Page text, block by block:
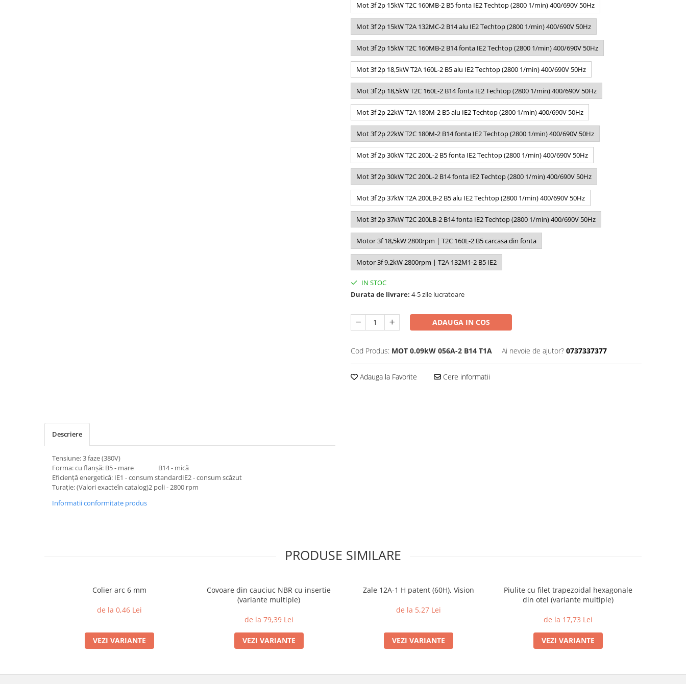
Mot 3f 2p 15kW T2C 160MB-2 B5 fonta IE2 Techtop (2800 1/min) 400/690V 50Hz
Mot 3f 2p 15kW T2A 132MC-2 B14 alu IE2 Techtop (2800 1/min) 400/690V 50Hz
Mot 3f 2p 15kW T2C 160MB-2 B14 fonta IE2 Techtop (2800 1/min) 400/690V 50Hz
Mot 3f 2p 18,5kW T2A 160L-2 B5 alu IE2 Techtop (2800 1/min) 400/690V 50Hz
Mot 3f 2p 18,5kW T2C 160L-2 B14 fonta IE2 Techtop (2800 1/min) 400/690V 50Hz
Mot 3f 2p 22kW T2A 180M-2 B5 alu IE2 Techtop (2800 1/min) 400/690V 50Hz
Mot 3f 2p 22kW T2C 180M-2 B14 fonta IE2 Techtop (2800 1/min) 400/690V 50Hz
Mot 3f 2p 30kW T2C 200L-2 B5 fonta IE2 Techtop (2800 1/min) 400/690V 50Hz
Mot 3f 2p 30kW T2C 200L-2 B14 fonta IE2 Techtop (2800 1/min) 400/690V 50Hz
Mot 3f 2p 37kW T2A 200LB-2 B5 alu IE2 Techtop (2800 1/min) 400/690V 50Hz
Mot 3f 2p 37kW T2C 200LB-2 B14 fonta IE2 Techtop (2800 1/min) 400/690V 50Hz
Motor 3f 18,5kW 2800rpm | T2C 160L-2 B5 carcasa din fonta
Motor 3f 9.2kW 2800rpm | T2A 132M1-2 B5 IE2
IN STOC
Durata de livrare: 4-5 zile lucratoare
ADAUGA IN COS
Cod Produs: MOT 0.09kW 056A-2 B14 T1A Ai nevoie de ajutor? 0737337377
Adauga la Favorite Cere informatii
Descriere
Tensiune: 3 faze (380V)
Forma: cu flanșă: B5 - mare B14 - mică
Eficiență energetică: IE1 - consum standardIE2 - consum scăzut
Turație: (Valori exacteîn catalog)2 poli - 2800 rpm
Informatii conformitate produs
PRODUSE SIMILARE
Colier arc 6 mm
de la 0,46 Lei
VEZI VARIANTE
Covoare din cauciuc NBR cu insertie
(variante multiple)
de la 79,39 Lei
VEZI VARIANTE
Zale 12A-1 H patent (60H), Vision
de la 5,27 Lei
VEZI VARIANTE
Piulite cu filet trapezoidal hexagonale
din otel (variante multiple)
de la 17,73 Lei
VEZI VARIANTE